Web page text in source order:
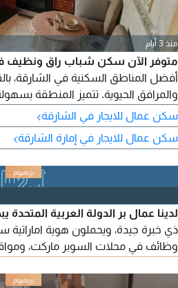
منذ 3 أيام
أفضل المناطق السكنية في الشارقة،
والمرافق الحيوية. تتميز المنطقة
والأسواق والمطاعم والخدمات
الخدمات نظافة وراحة وهدوء انترنت
للموظفين والشباب أسعار مناسبة
سكن عمال للايجار في الشارقة›
سكن عمال للايجار في إمارة الشارقة›
لدينا عمال بر الدولة العربية
ذي خبرة جيدة، ويحملون هوية
وظائف في محلات السوبر ماركت،
النظافة، ومزارعي الابل والأغنام.
شركتكم. يرجى التواصل معي